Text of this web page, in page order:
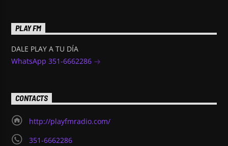
PLAY FM
DALE PLAY A TU DÍA
WhatsApp 351-6662286
CONTACTS
http://playfmradio.com/
351-6662286